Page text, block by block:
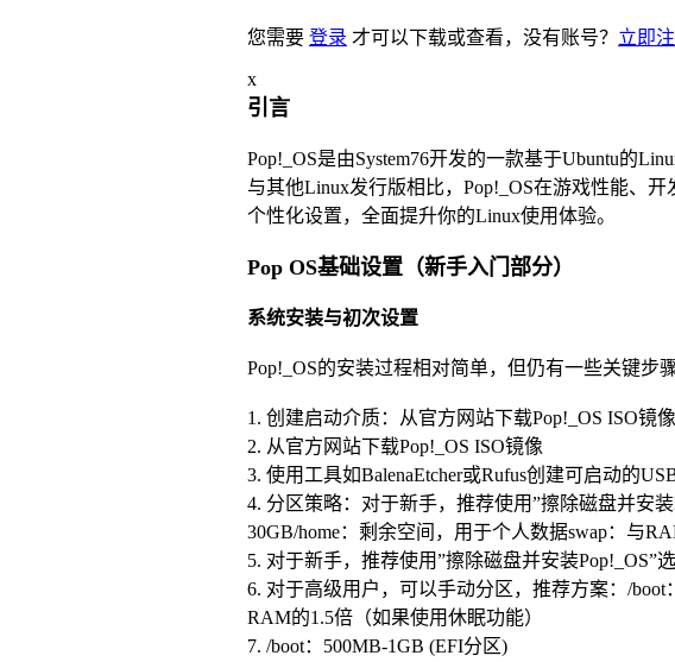
您需要 登录 才可以下载或查看，没有账号？ 立即
x
引言
Pop!_OS是由System76开发的一款基于Ubuntu的
与其他Linux发行版相比，Pop!_OS在游戏性能、
个性化设置，全面提升你的Linux使用体验。
Pop OS基础设置（新手入门部分）
系统安装与初次设置
Pop!_OS的安装过程相对简单，但仍有一些关键步
1. 创建启动介质：从官方网站下载Pop!_OS ISO镜
2. 从官方网站下载Pop!_OS ISO镜像
3. 使用工具如BalenaEtcher或Rufus创建可启动的
4. 分区策略：对于新手，推荐使用”擦除磁盘并安
30GB/home：剩余空间，用于个人数据swap：与
5. 对于新手，推荐使用”擦除磁盘并安装Pop!_OS”
6. 对于高级用户，可以手动分区，推荐方案：/
RAM的1.5倍（如果使用休眠功能）
7. /boot：500MB-1GB (EFI分区)